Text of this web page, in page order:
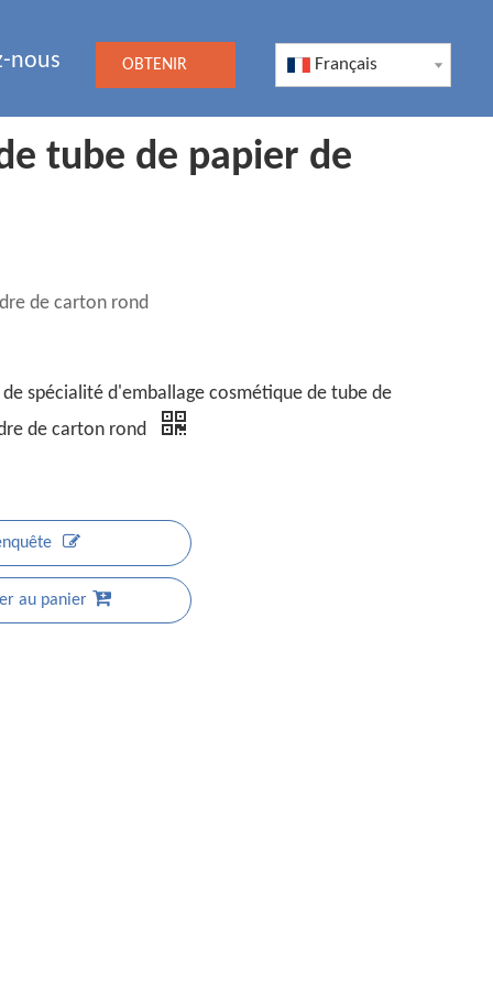
nous OBTENIR Français
tube de papier de
de carton rond
de spécialité d'emballage cosmétique de tube de
de carton rond
au panier